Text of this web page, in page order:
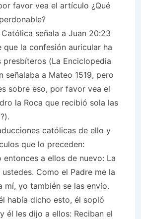
favor vea el artículo ¿Qué
señala a Juan 20:23
que la confesión auricular ha
presbíteros (La Enciclopedia
señalaba a Mateo 1519, pero
sobre eso, por favor vea el
la Roca que recibió sola las
católicas de ello y
que lo preceden:
entonces a ellos de nuevo: La
Como el Padre me la
mí, yo también se las envío.
había dicho esto, él sopló
él les dijo a ellos: Reciban el